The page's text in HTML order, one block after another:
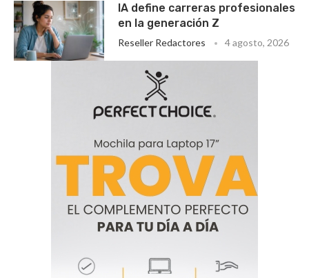
IA define carreras profesionales
en la generación Z
Reseller Redactores 4 agosto, 2026